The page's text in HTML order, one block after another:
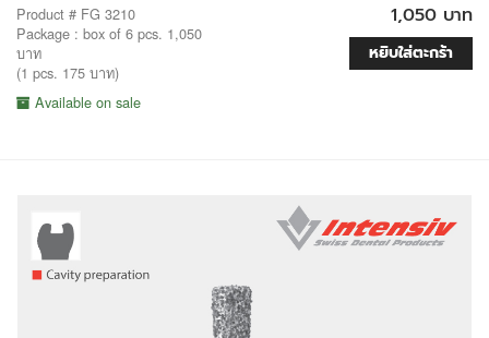
Product # FG 3210
Package : box of 6 pcs. 1,050
บาท
(1 pcs. 175 บาท)
Available on sale
1,050 บาท
หยิบใส่ตะกร้า